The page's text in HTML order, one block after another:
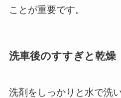
ことが重要です。
洗車後のすすぎと乾燥
洗剤をしっかりと水で洗